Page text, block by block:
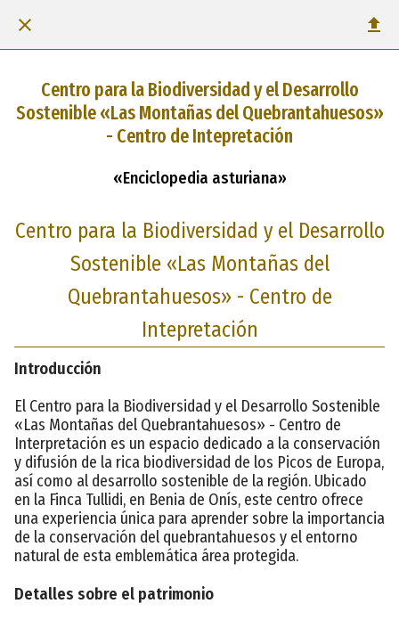
Centro para la Biodiversidad y el Desarrollo
Sostenible «Las Montañas del Quebrantahuesos»
- Centro de Intepretación
«Enciclopedia asturiana»
Centro para la Biodiversidad y el Desarrollo
Sostenible «Las Montañas del
Quebrantahuesos» - Centro de
Intepretación
Introducción
El Centro para la Biodiversidad y el Desarrollo Sostenible
«Las Montañas del Quebrantahuesos» - Centro de
Interpretación es un espacio dedicado a la conservación
y difusión de la rica biodiversidad de los Picos de Europa,
así como al desarrollo sostenible de la región. Ubicado
en la Finca Tullidi, en Benia de Onís, este centro ofrece
una experiencia única para aprender sobre la importancia
de la conservación del quebrantahuesos y el entorno
natural de esta emblemática área protegida.
Detalles sobre el patrimonio